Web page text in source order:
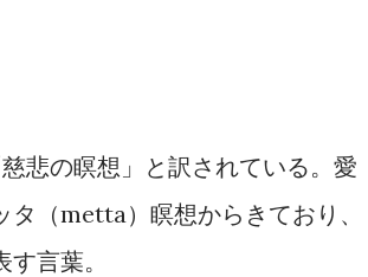
悲の瞑想」と訳されている。愛
（metta）瞑想からきており、
言葉。